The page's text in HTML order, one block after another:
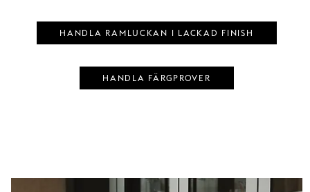
HANDLA RAMLUCKAN I LACKAD FINISH
HANDLA FÄRGPROVER